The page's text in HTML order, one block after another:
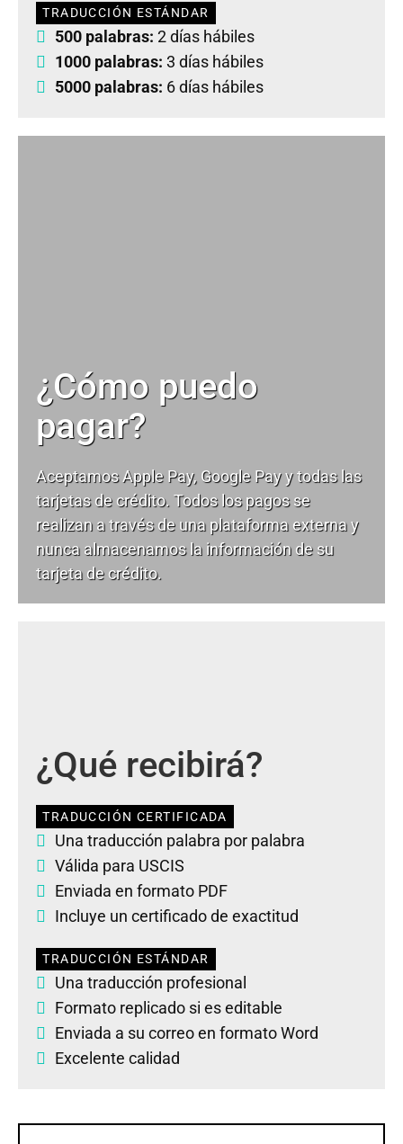
TRADUCCIÓN ESTÁNDAR
500 palabras: 2 días hábiles
1000 palabras: 3 días hábiles
5000 palabras: 6 días hábiles
¿Cómo puedo
pagar?
Aceptamos Apple Pay, Google Pay y todas las
tarjetas de crédito. Todos los pagos se
realizan a través de una plataforma externa y
nunca almacenamos la información de su
tarjeta de crédito.
¿Qué recibirá?
TRADUCCIÓN CERTIFICADA
Una traducción palabra por palabra
Válida para USCIS
Enviada en formato PDF
Incluye un certificado de exactitud
TRADUCCIÓN ESTÁNDAR
Una traducción profesional
Formato replicado si es editable
Enviada a su correo en formato Word
Excelente calidad